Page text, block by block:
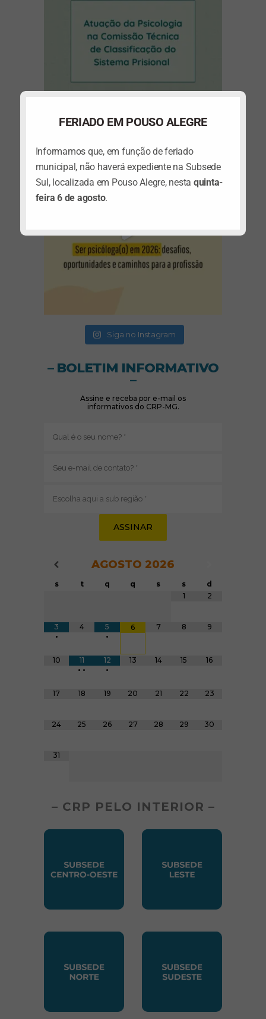
Siga no Instagram
– BOLETIM INFORMATIVO
–
Assine e receba por e-mail os
informativos do CRP-MG.
mail
região
Navegação do Calendário
AGOSTO 2026
s t q q s s
d
1
2
3
•
4
5
•
6 7 8 9
10
11
• •
12
•
13 14 15 16
17 18 19 20 21 22 23
24 25 26 27 28 29 30
31
– CRP PELO INTERIOR –
FERIADO EM POUSO ALEGRE
Informamos que, em função de feriado
municipal, não haverá expediente na Subsede
Sul, localizada em Pouso Alegre, nesta quinta-
feira 6 de agosto.